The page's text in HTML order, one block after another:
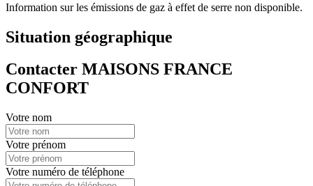
Information sur les émissions de gaz à effet de serre non disponible.
Situation géographique
Contacter MAISONS FRANCE
CONFORT
Votre nom
Votre prénom
Votre numéro de téléphone